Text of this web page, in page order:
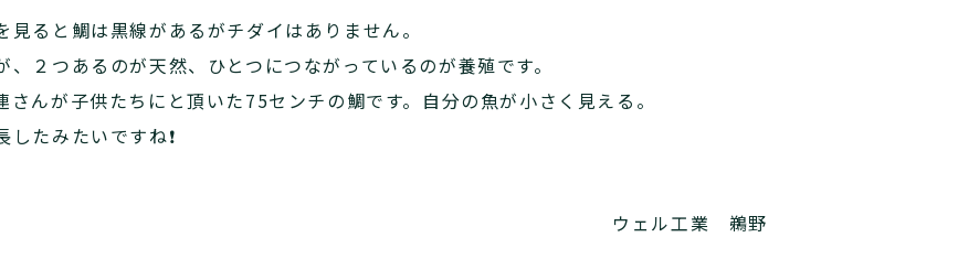
ると鯛は黒線があるがチダイはありません。
２つあるのが天然、ひとつにつながっているのが養殖です。
んが子供たちにと頂いた75センチの鯛です。自分の魚が小さく見える。
たみたいですね❗
ウェル工業 鵜野